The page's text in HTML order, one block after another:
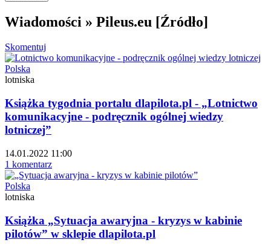
Wiadomości » Pileus.eu [Źródło]
Skomentuj
Polska
lotniska
Książka tygodnia portalu dlapilota.pl - „Lotnictwo
komunikacyjne - podręcznik ogólnej wiedzy
lotniczej”
14.01.2022 11:00
1 komentarz
Polska
lotniska
Książka „Sytuacja awaryjna - kryzys w kabinie
pilotów” w sklepie dlapilota.pl